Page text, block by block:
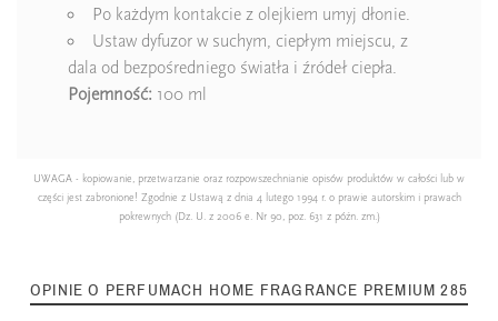
Po każdym kontakcie z olejkiem umyj dłonie.
Ustaw dyfuzor w suchym, ciepłym miejscu, z
dala od bezpośredniego światła i źródeł ciepła.
Pojemność: 100 ml
UWAGA - kopiowanie, przetwarzanie oraz rozpowszechnianie opisów produktów w całości lub w
części jest zabronione! Zgodnie z Ustawą z dnia 4 lutego 1994 r. o prawie autorskim i prawach
pokrewnych (Dz. U. z 2006 e. Nr 90, poz. 631 z późn. zm.)
OPINIE O PERFUMACH HOME FRAGRANCE PREMIUM 285